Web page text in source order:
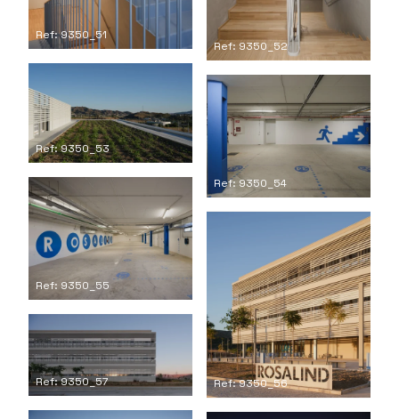
Ref: 9350_51
Ref: 9350_52
Ref: 9350_53
Ref: 9350_54
Ref: 9350_55
Ref: 9350_56
Ref: 9350_57